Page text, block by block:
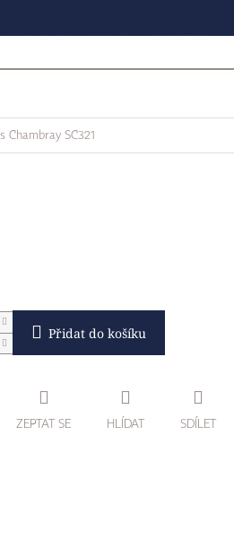
SC321
Přidat do košíku
ZEPTAT SE HLÍDAT SDÍLET